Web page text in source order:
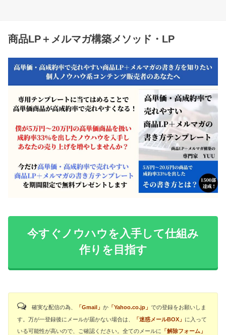
商品LP＋メルマガ構築メソッド・LP
今すぐノウハウを入手して仕組み
作りを目指す
確実な配信の為、 「Gmail」 か「Yahoo.co.jp」 での登録をお願いしま
す。万が一登録後にメールが届かない場合は、
「迷惑メールBOX」 に入って
いる可能性が高いので、ご確認ください。全てのメールに 「解除フォーム」